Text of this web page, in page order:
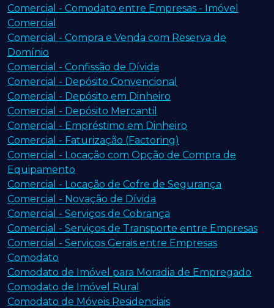
Comercial - Comodato entre Empresas - Imóvel
Comercial
Comercial - Compra e Venda com Reserva de
Domínio
Comercial - Confissão de Dívida
Comercial - Depósito Convencional
Comercial - Depósito em Dinheiro
Comercial - Depósito Mercantil
Comercial - Empréstimo em Dinheiro
Comercial - Faturização (Factoring)
Comercial - Locação com Opção de Compra de
Equipamento
Comercial - Locação de Cofre de Segurança
Comercial - Novação de Dívida
Comercial - Serviços de Cobrança
Comercial - Serviços de Transporte entre Empresas
Comercial - Serviços Gerais entre Empresas
Comodato
Comodato de Imóvel para Moradia de Empregado
Comodato de Imóvel Rural
Comodato de Móveis Residenciais